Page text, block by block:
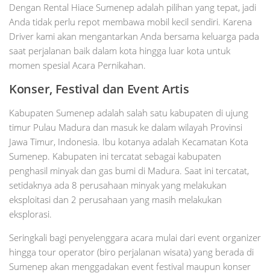
Dengan Rental Hiace Sumenep adalah pilihan yang tepat, jadi
Anda tidak perlu repot membawa mobil kecil sendiri. Karena
Driver kami akan mengantarkan Anda bersama keluarga pada
saat perjalanan baik dalam kota hingga luar kota untuk
momen spesial Acara Pernikahan.
Konser, Festival dan Event Artis
Kabupaten Sumenep adalah salah satu kabupaten di ujung
timur Pulau Madura dan masuk ke dalam wilayah Provinsi
Jawa Timur, Indonesia. Ibu kotanya adalah Kecamatan Kota
Sumenep. Kabupaten ini tercatat sebagai kabupaten
penghasil minyak dan gas bumi di Madura. Saat ini tercatat,
setidaknya ada 8 perusahaan minyak yang melakukan
eksploitasi dan 2 perusahaan yang masih melakukan
eksplorasi.
Seringkali bagi penyelenggara acara mulai dari event organizer
hingga tour operator (biro perjalanan wisata) yang berada di
Sumenep akan menggadakan event festival maupun konser